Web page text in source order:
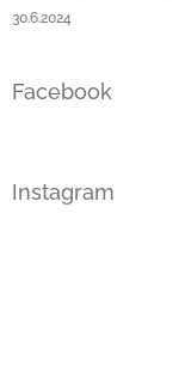
30.6.2024
Facebook
Instagram